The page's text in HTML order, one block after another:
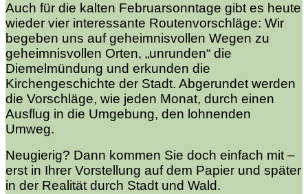
Auch für die kalten Februarsonntage gibt es heute
wieder vier interessante Routenvorschläge: Wir
begeben uns auf geheimnisvollen Wegen zu
geheimnisvollen Orten, „unrunden“ die
Diemelmündung und erkunden die
Kirchengeschichte der Stadt. Abgerundet werden
die Vorschläge, wie jeden Monat, durch einen
Ausflug in die Umgebung, den lohnenden
Umweg.
Neugierig? Dann kommen Sie doch einfach mit –
erst in Ihrer Vorstellung auf dem Papier und später
in der Realität durch Stadt und Wald.